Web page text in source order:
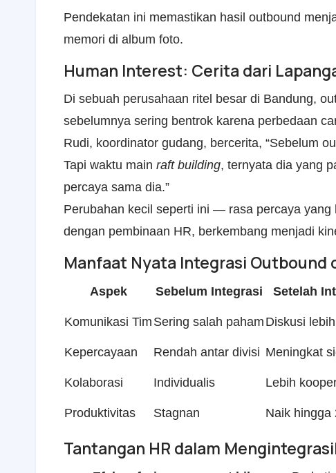
Pendekatan ini memastikan hasil outbound
memori di album foto.
Human Interest: Cerita dari
Di sebuah perusahaan ritel besar di Bandung,
sebelumnya sering bentrok karena perbedaan
Rudi, koordinator gudang, bercerita, “Sebelum
Tapi waktu main raft building, ternyata dia yang
percaya sama dia.”
Perubahan kecil seperti ini — rasa percaya
dengan pembinaan HR, berkembang menjadi
Manfaat Nyata Integrasi Outbound
Aspek Sebelum Integrasi Setelah
Komunikasi Tim Sering salah paham Diskusi
Kepercayaan Rendah antar divisi Meningkat
Kolaborasi Individualis Lebih
Produktivitas Stagnan Naik hingga
Tantangan HR dalam